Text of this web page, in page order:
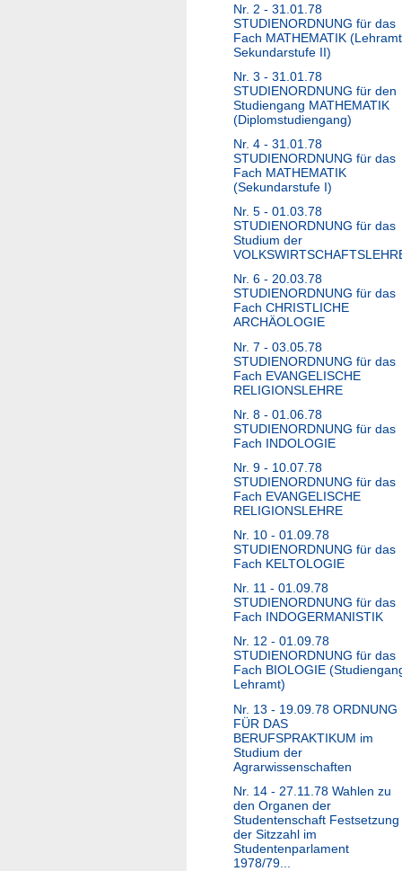
Nr. 2 - 31.01.78
STUDIENORDNUNG für das
Fach MATHEMATIK (Lehramt
Sekundarstufe II)
Nr. 3 - 31.01.78
STUDIENORDNUNG für den
Studiengang MATHEMATIK
(Diplomstudiengang)
Nr. 4 - 31.01.78
STUDIENORDNUNG für das
Fach MATHEMATIK
(Sekundarstufe I)
Nr. 5 - 01.03.78
STUDIENORDNUNG für das
Studium der
Nr. 6 - 20.03.78
STUDIENORDNUNG für das
Fach CHRISTLICHE
ARCHÄOLOGIE
Nr. 7 - 03.05.78
STUDIENORDNUNG für das
Fach EVANGELISCHE
RELIGIONSLEHRE
Nr. 8 - 01.06.78
STUDIENORDNUNG für das
Fach INDOLOGIE
Nr. 9 - 10.07.78
STUDIENORDNUNG für das
Fach EVANGELISCHE
RELIGIONSLEHRE
Nr. 10 - 01.09.78
STUDIENORDNUNG für das
Fach KELTOLOGIE
Nr. 11 - 01.09.78
STUDIENORDNUNG für das
Fach INDOGERMANISTIK
Nr. 12 - 01.09.78
STUDIENORDNUNG für das
Fach BIOLOGIE
Lehramt)
Nr. 13 - 19.09.78 ORDNUNG
FÜR DAS
BERUFSPRAKTIKUM im
Studium der
Agrarwissenschaften
Nr. 14 - 27.11.78 Wahlen zu
den Organen der
Studentenschaft Festsetzung
der Sitzzahl im
Studentenparlament
1978/79...